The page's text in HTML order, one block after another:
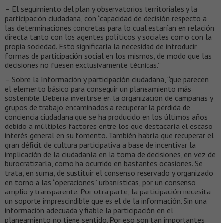
– El seguimiento del plan y observatorios territoriales y la
participación ciudadana, con “capacidad de decisión respecto a
las determinaciones concretas para lo cual estarían en relación
directa tanto con los agentes políticos y sociales como con la
propia sociedad. Esto significaría la necesidad de introducir
formas de participación social en los mismos, de modo que las
decisiones no fuesen exclusivamente técnicas.”
– Sobre la Información y participación ciudadana, “que parecen
el elemento básico para conseguir un planeamiento más
sostenible. Debería invertirse en la organización de campañas y
grupos de trabajo encaminados a recuperar la pérdida de
conciencia ciudadana que se ha producido en los últimos años
debido a múltiples factores entre los que destacaría el escaso
interés general en su fomento. También habría que recuperar el
gran déficit de cultura participativa a base de incentivar la
implicación de la ciudadanía en la toma de decisiones, en vez de
burocratizarla, como ha ocurrido en bastantes ocasiones. Se
trata, en suma, de sustituir el consenso reservado y organizado
en torno a las “operaciones” urbanísticas, por un consenso
amplio y transparente. Por otra parte, la participación necesita
un soporte imprescindible que es el de la información. Sin una
información adecuada y fiable la participación en el
planeamiento no tiene sentido. Por eso son tan importantes